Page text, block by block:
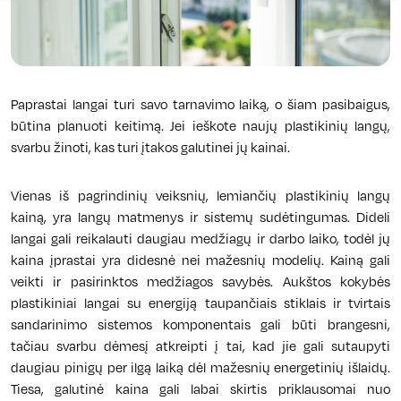
Paprastai langai turi savo tarnavimo laiką, o šiam pasibaigus,
būtina planuoti keitimą. Jei ieškote naujų plastikinių langų,
svarbu žinoti, kas turi įtakos galutinei jų kainai.
Vienas iš pagrindinių veiksnių, lemiančių plastikinių langų
kainą, yra langų matmenys ir sistemų sudėtingumas. Dideli
langai gali reikalauti daugiau medžiagų ir darbo laiko, todėl jų
kaina įprastai yra didesnė nei mažesnių modelių. Kainą gali
veikti ir pasirinktos medžiagos savybės. Aukštos kokybės
plastikiniai langai su energiją taupančiais stiklais ir tvirtais
sandarinimo sistemos komponentais gali būti brangesni,
tačiau svarbu dėmesį atkreipti į tai, kad jie gali sutaupyti
daugiau pinigų per ilgą laiką dėl mažesnių energetinių išlaidų.
Tiesa, galutinė kaina gali labai skirtis priklausomai nuo